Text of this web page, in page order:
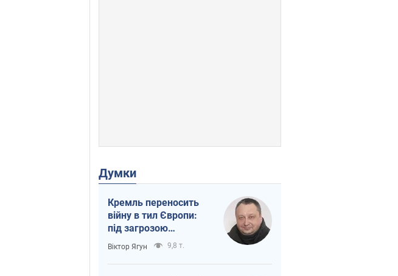
Думки
Кремль переносить
війну в тил Європи:
під загрозою
критична логістика
Віктор Ягун 9,8 т.